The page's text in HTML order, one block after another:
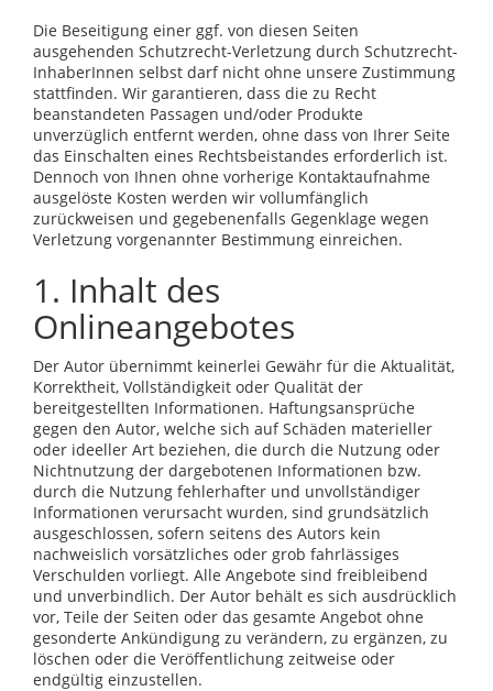
Die Beseitigung einer ggf. von diesen Seiten
ausgehenden Schutzrecht-Verletzung durch Schutzrecht-
InhaberInnen selbst darf nicht ohne unsere Zustimmung
stattfinden. Wir garantieren, dass die zu Recht
beanstandeten Passagen und/oder Produkte
unverzüglich entfernt werden, ohne dass von Ihrer Seite
das Einschalten eines Rechtsbeistandes erforderlich ist.
Dennoch von Ihnen ohne vorherige Kontaktaufnahme
ausgelöste Kosten werden wir vollumfänglich
zurückweisen und gegebenenfalls Gegenklage wegen
Verletzung vorgenannter Bestimmung einreichen.
1. Inhalt des
Onlineangebotes
Der Autor übernimmt keinerlei Gewähr für die Aktualität,
Korrektheit, Vollständigkeit oder Qualität der
bereitgestellten Informationen. Haftungsansprüche
gegen den Autor, welche sich auf Schäden materieller
oder ideeller Art beziehen, die durch die Nutzung oder
Nichtnutzung der dargebotenen Informationen bzw.
durch die Nutzung fehlerhafter und unvollständiger
Informationen verursacht wurden, sind grundsätzlich
ausgeschlossen, sofern seitens des Autors kein
nachweislich vorsätzliches oder grob fahrlässiges
Verschulden vorliegt. Alle Angebote sind freibleibend
und unverbindlich. Der Autor behält es sich ausdrücklich
vor, Teile der Seiten oder das gesamte Angebot ohne
gesonderte Ankündigung zu verändern, zu ergänzen, zu
löschen oder die Veröffentlichung zeitweise oder
endgültig einzustellen.